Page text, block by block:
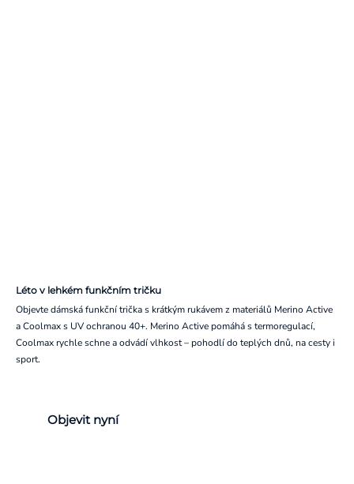
Léto v lehkém funkčním tričku
Objevte dámská funkční trička s krátkým rukávem z materiálů Merino Active
a Coolmax s UV ochranou 40+. Merino Active pomáhá s termoregulací,
Coolmax rychle schne a odvádí vlhkost – pohodlí do teplých dnů, na cesty i
sport.
Objevit nyní